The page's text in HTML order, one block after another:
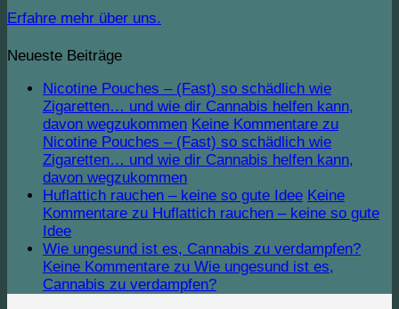
Erfahre mehr über uns.
Neueste Beiträge
Nicotine Pouches – (Fast) so schädlich wie
Zigaretten… und wie dir Cannabis helfen kann,
davon wegzukommen Keine Kommentare zu
Nicotine Pouches – (Fast) so schädlich wie
Zigaretten… und wie dir Cannabis helfen kann,
davon wegzukommen
Huflattich rauchen – keine so gute Idee Keine
Kommentare zu Huflattich rauchen – keine so gute
Idee
Wie ungesund ist es, Cannabis zu verdampfen?
Keine Kommentare zu Wie ungesund ist es,
Cannabis zu verdampfen?